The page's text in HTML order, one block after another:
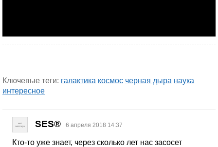
Ключевые теги: галактика космос черная дыра наука
интересное
SES® 6 апреля 2018 14:37
Кто-то уже знает, через сколько лет нас засосет